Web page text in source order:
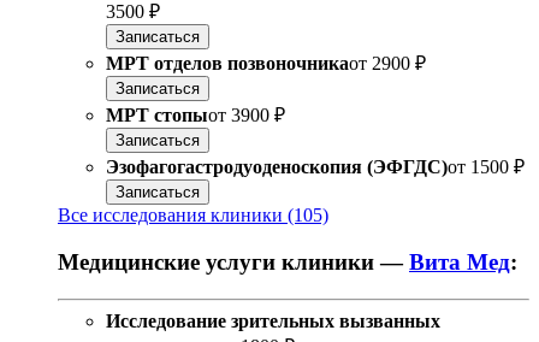
3500 ₽
Записаться
МРТ отделов позвоночникаот 2900 ₽
Записаться
МРТ стопыот 3900 ₽
Записаться
Эзофагогастродуоденоскопия (ЭФГДС)от 1500 ₽
Записаться
Все исследования клиники (105)
Медицинские услуги клиники —Вита Мед:
Исследование зрительных вызванных